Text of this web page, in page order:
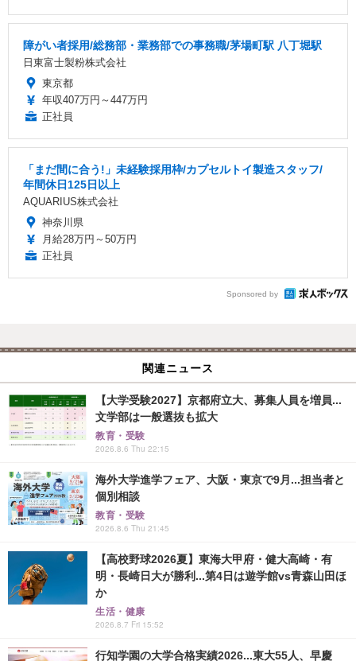
障がい者採用/総務部・業務部での事務職/茅場町駅 八丁堀駅
日東富士製粉株式会社
東京都
年収407万円～447万円
正社員
「まだ間に合う!」未経験採用枠/カプセルトイ製造スタッフ/
年間休日125日以上
AQUARIUS株式会社
神奈川県
月給28万円～50万円
正社員
Sponsored by
関連ニュース
【大学受験2027】京都府立大、募集人員を増員...
文学部は一般選抜も拡大
教育・受験
2026.8.6 Thu 22:15
海外大学進学フェア、大阪・東京で9月...担当者と
個別相談
教育・受験
2026.8.6 Thu 21:45
【高校野球2026夏】東海大甲府・健大高崎・有
明・長崎日大が勝利...第4日は遊学館vs青森山田ほ
か
生活・健康
2026.8.7 Fri 15:52
行知学園の大学合格実績2026...東大55人、早慶